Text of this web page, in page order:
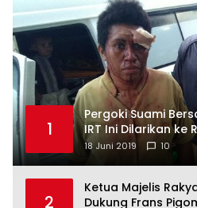
1
Pergoki Suami
IRT Ini Dilarikan ke
18 Juni 2019 10
2
Ketua Majelis
Dukung Frans